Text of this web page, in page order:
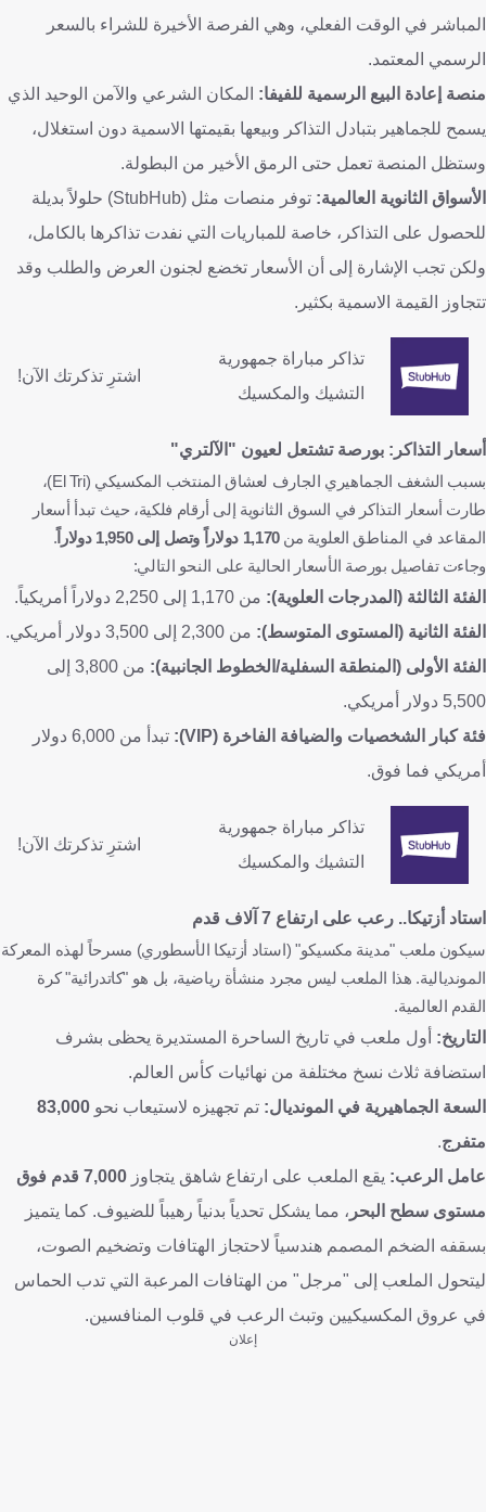
المباشر في الوقت الفعلي، وهي الفرصة الأخيرة للشراء بالسعر
الرسمي المعتمد.
منصة إعادة البيع الرسمية للفيفا: المكان الشرعي والآمن الوحيد الذي
يسمح للجماهير بتبادل التذاكر وبيعها بقيمتها الاسمية دون استغلال،
وستظل المنصة تعمل حتى الرمق الأخير من البطولة.
الأسواق الثانوية العالمية:
توفر منصات مثل (StubHub) حلولاً بديلة
للحصول على التذاكر، خاصة للمباريات التي نفدت تذاكرها بالكامل،
ولكن تجب الإشارة إلى أن الأسعار تخضع لجنون العرض والطلب وقد
تتجاوز القيمة الاسمية بكثير.
تذاكر مباراة جمهورية
التشيك والمكسيك
اشترِ تذكرتك الآن!
أسعار التذاكر: بورصة تشتعل لعيون "الآلتري"
بسبب الشغف الجماهيري الجارف لعشاق المنتخب المكسيكي (El Tri)،
طارت أسعار التذاكر في السوق الثانوية إلى أرقام فلكية، حيث تبدأ أسعار
المقاعد في المناطق العلوية من1,170 دولاراً وتصل إلى 1,950 دولاراً
.
وجاءت تفاصيل بورصة الأسعار الحالية على النحو التالي:
الفئة الثالثة (المدرجات العلوية): من 1,170 إلى 2,250 دولاراً أمريكياً.
الفئة الثانية (المستوى المتوسط): من 2,300 إلى 3,500 دولار أمريكي.
الفئة الأولى (المنطقة السفلية/الخطوط الجانبية):
من 3,800 إلى
5,500 دولار أمريكي.
فئة كبار الشخصيات والضيافة الفاخرة (VIP):
تبدأ من 6,000 دولار
أمريكي فما فوق.
تذاكر مباراة جمهورية
التشيك والمكسيك
اشترِ تذكرتك الآن!
استاد أزتيكا.. رعب على ارتفاع 7 آلاف قدم
سيكون ملعب "مدينة مكسيكو" (استاد أزتيكا الأسطوري) مسرحاً لهذه المعركة
المونديالية. هذا الملعب ليس مجرد منشأة رياضية، بل هو "كاتدرائية" كرة
القدم العالمية.
التاريخ: أول ملعب في تاريخ الساحرة المستديرة يحظى بشرف
استضافة ثلاث نسخ مختلفة من نهائيات كأس العالم.
السعة الجماهيرية في المونديال: تم تجهيزه لاستيعاب نحو 83,000
متفرج.
عامل الرعب: يقع الملعب على ارتفاع شاهق يتجاوز
7,000 قدم فوق
مستوى سطح البحر ، مما يشكل تحدياً بدنياً رهيباً للضيوف. كما يتميز
بسقفه الضخم المصمم هندسياً لاحتجاز الهتافات وتضخيم الصوت،
ليتحول الملعب إلى "مرجل" من الهتافات المرعبة التي تدب الحماس
في عروق المكسيكيين وتبث الرعب في قلوب المنافسين.
إعلان